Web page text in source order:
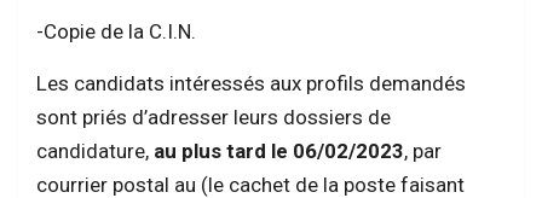
-Copie de la C.I.N.
Les candidats intéressés aux profils demandés
sont priés d’adresser leurs dossiers de
candidature, au plus tard le 06/02/2023, par
courrier postal au (le cachet de la poste faisant